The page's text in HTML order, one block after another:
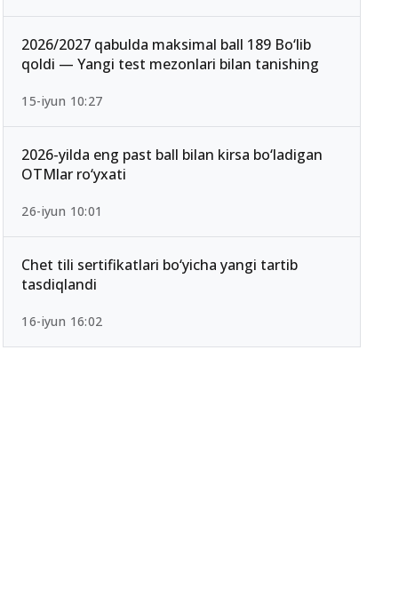
2026/2027 qabulda maksimal ball 189 Bo‘lib
qoldi — Yangi test mezonlari bilan tanishing
15-iyun 10:27
2026-yilda eng past ball bilan kirsa bo‘ladigan
OTMlar ro‘yxati
26-iyun 10:01
Chet tili sertifikatlari bo‘yicha yangi tartib
tasdiqlandi
16-iyun 16:02